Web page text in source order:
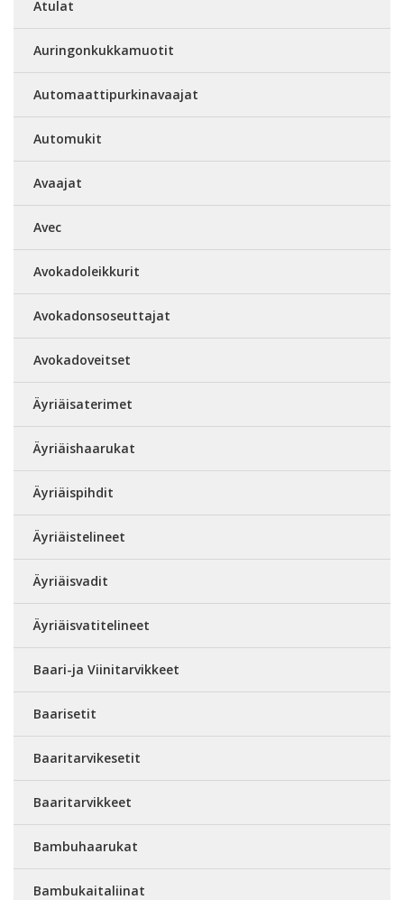
Atulat
Auringonkukkamuotit
Automaattipurkinavaajat
Automukit
Avaajat
Avec
Avokadoleikkurit
Avokadonsoseuttajat
Avokadoveitset
Äyriäisaterimet
Äyriäishaarukat
Äyriäispihdit
Äyriäistelineet
Äyriäisvadit
Äyriäisvatitelineet
Baari-ja Viinitarvikkeet
Baarisetit
Baaritarvikesetit
Baaritarvikkeet
Bambuhaarukat
Bambukaitaliinat